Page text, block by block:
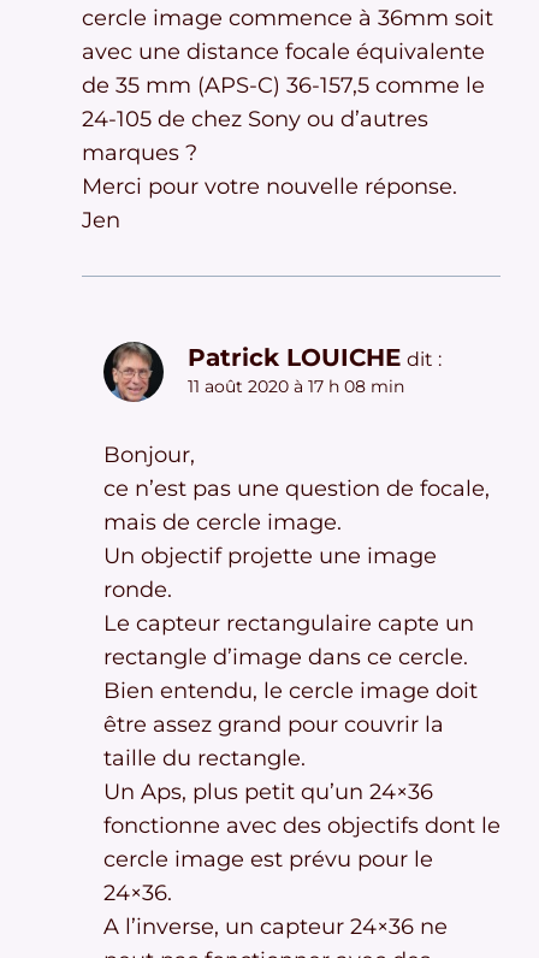
cercle image commence à 36mm soit
avec une distance focale équivalente
de 35 mm (APS-C) 36-157,5 comme le
24-105 de chez Sony ou d’autres
marques ?
Merci pour votre nouvelle réponse.
Jen
Patrick LOUICHE dit :
11 août 2020 à 17 h 08 min
Bonjour,
ce n’est pas une question de focale,
mais de cercle image.
Un objectif projette une image
ronde.
Le capteur rectangulaire capte un
rectangle d’image dans ce cercle.
Bien entendu, le cercle image doit
être assez grand pour couvrir la
taille du rectangle.
Un Aps, plus petit qu’un 24×36
fonctionne avec des objectifs dont le
cercle image est prévu pour le
24×36.
A l’inverse, un capteur 24×36 ne